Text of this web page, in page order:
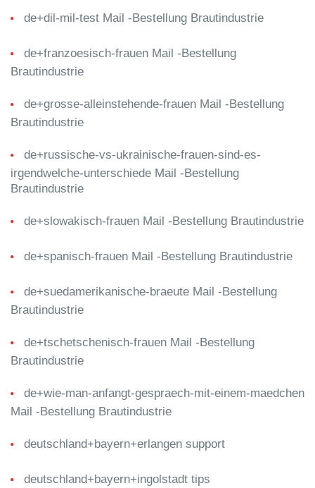
de+dil-mil-test Mail -Bestellung Brautindustrie
de+franzoesisch-frauen Mail -Bestellung
Brautindustrie
de+grosse-alleinstehende-frauen Mail -Bestellung
Brautindustrie
de+russische-vs-ukrainische-frauen-sind-es-
irgendwelche-unterschiede Mail -Bestellung
Brautindustrie
de+slowakisch-frauen Mail -Bestellung Brautindustrie
de+spanisch-frauen Mail -Bestellung Brautindustrie
de+suedamerikanische-braeute Mail -Bestellung
Brautindustrie
de+tschetschenisch-frauen Mail -Bestellung
Brautindustrie
de+wie-man-anfangt-gespraech-mit-einem-maedchen
Mail -Bestellung Brautindustrie
deutschland+bayern+erlangen support
deutschland+bayern+ingolstadt tips